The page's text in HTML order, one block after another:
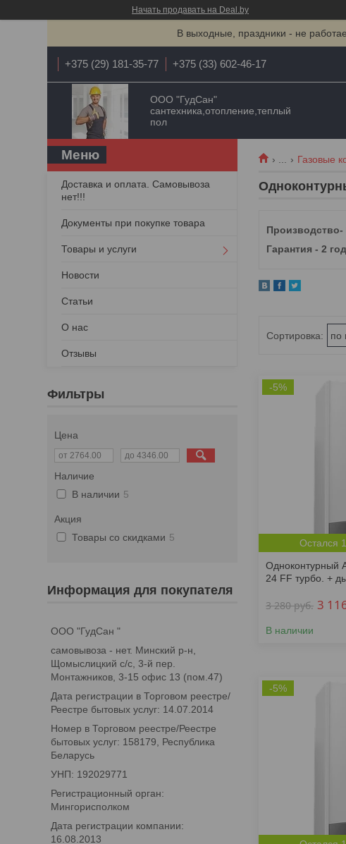
Начать продавать на Deal.by
В выходные, праздники - не
+375 (29) 181-35-77 +375 (33) 602-46-17
ООО "ГудСан"
сантехника,отопление,теплый
пол
Газовые
Производство-
Гарантия - 2
-5%
Остался
Одноконтурный
24 FF турбо. +
3 280руб. 3
В наличии
-5%
Доставка и оплата. Самовывоза
нет!!!
Документы при покупке товара
Товары и услуги
Новости
Статьи
О нас
Отзывы
Фильтры
Цена
Наличие
В наличии 5
Акция
Товары со скидками 5
Информация для покупателя
ООО "ГудСан "
самовывоза - нет. Минский р-н,
Щомыслицкий с/с, 3-й пер.
Монтажников, 3-15 офис 13 (пом.47)
Дата регистрации в Торговом реестре/
Реестре бытовых услуг: 14.07.2014
Номер в Торговом реестре/Реестре
бытовых услуг: 158179, Республика
Беларусь
УНП: 192029771
Регистрационный орган:
Мингорисполком
Дата регистрации компании:
16.08.2013